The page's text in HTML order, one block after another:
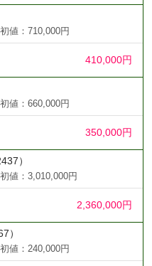
値：710,000円
410,000円
値：660,000円
350,000円
）
値：3,010,000円
2,360,000円
）
値：240,000円